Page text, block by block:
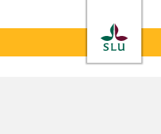
Till